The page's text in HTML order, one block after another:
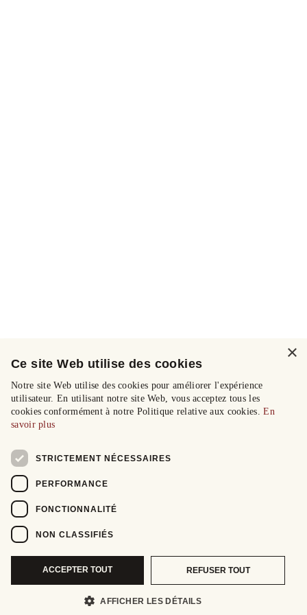
×
Ce site Web utilise des cookies
Notre site Web utilise des cookies pour améliorer l'expérience
utilisateur. En utilisant notre site Web, vous acceptez tous les
cookies conformément à notre Politique relative aux cookies.En
savoir plus
STRICTEMENT NÉCESSAIRES
PERFORMANCE
FONCTIONNALITÉ
NON CLASSIFIÉS
ACCEPTER TOUT REFUSER TOUT
AFFICHER LES DÉTAILS